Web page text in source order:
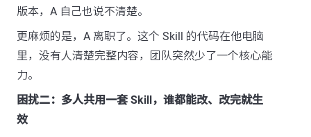
版本，A 自己也说不清楚。
更麻烦的是，A 离职了。这个 Skill 的代码在他电脑
里，没有人清楚完整内容，团队突然少了一个核心能
力。
困扰二：多人共用一套 Skill，谁都能改、改完就生
效